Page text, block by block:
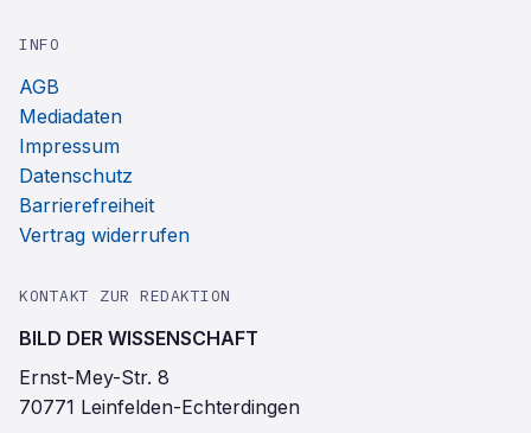
INFO
AGB
Mediadaten
Impressum
Datenschutz
Barrierefreiheit
Vertrag widerrufen
KONTAKT ZUR REDAKTION
BILD DER WISSENSCHAFT
Ernst-Mey-Str. 8
70771 Leinfelden-Echterdingen